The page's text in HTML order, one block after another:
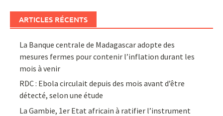
ARTICLES RÉCENTS
La Banque centrale de Madagascar adopte des
mesures fermes pour contenir l’inflation durant les
mois à venir
RDC : Ebola circulait depuis des mois avant d’être
détecté, selon une étude
La Gambie, 1er Etat africain à ratifier l’instrument